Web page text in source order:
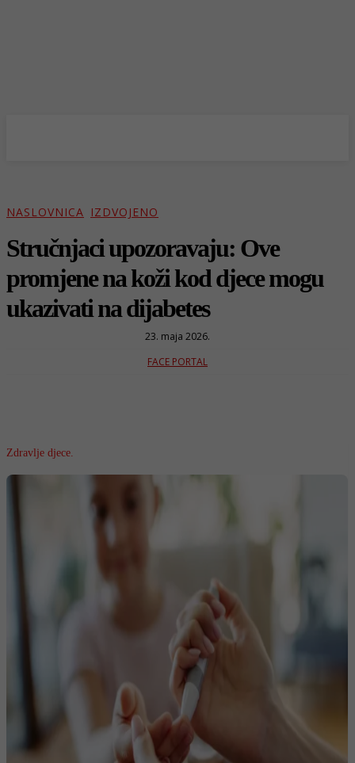
NASLOVNICA IZDVOJENO
Stručnjaci upozoravaju: Ove
promjene na koži kod djece mogu
ukazivati na dijabetes
23. maja 2026.
FACE PORTAL
Zdravlje djece.